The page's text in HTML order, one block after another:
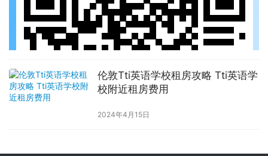
伦敦Tti英语学校租房攻略 Tti英语学
校附近租房费用
2024年4月15日